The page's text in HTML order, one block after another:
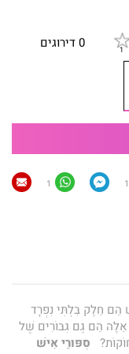
0 דירוגים
1
1
הֵם חֵלֶק בִּלְתִּי נִפְרָד
הֵם גַּם גִּבּוֹרִים שֶׁל
סִפּוּרֵי אִישׁ